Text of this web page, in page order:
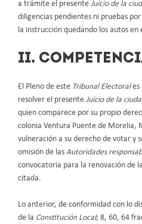
a trámite el presente Juicio de la
diligencias pendientes ni pruebas
la instrucción quedando los autos
II.
El Pleno de este Tribunal Electorales
resolver el presente Juicio de la
quien comparece por su propio
colonia Ventura Puente de Morelia,
vulneración a su derecho de votar y
omisión de las Autoridades
convocatoria para la renovación de
citada.
Lo anterior, de conformidad con lo
de la Constitución Local; 8, 60, 64